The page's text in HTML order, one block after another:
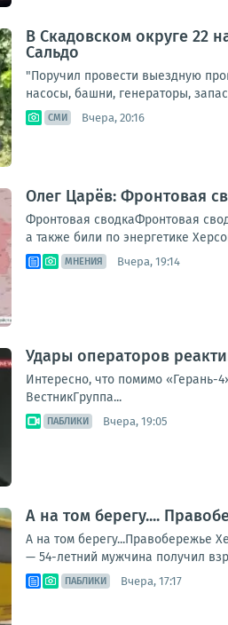
В Скадовском округе 22
Сальдо
"Поручил провести выездную
насосы, башни, генераторы,
СМИ Вчера, 20:16
Олег Царёв: Фронтовая
Фронтовая сводкаФронтовая
а также били по энергетике
МНЕНИЯ Вчера, 19:14
Удары операторов
Интересно, что помимо «Герань-
ВестникГруппа...
ПАБЛИКИ Вчера, 19:05
А на том берегу....
А на том берегу...Правобережье
— 54-летний мужчина получил
ПАБЛИКИ Вчера, 17:17